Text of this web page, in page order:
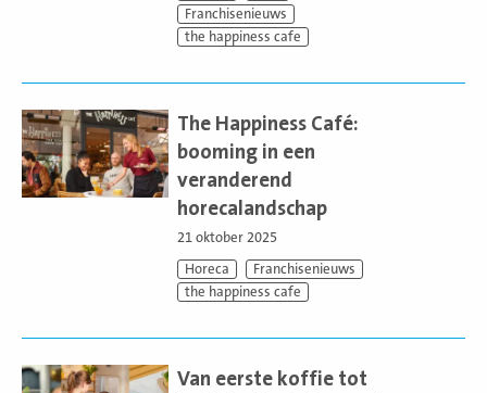
Franchisenieuws
the happiness cafe
meer
The Happiness Café:
booming in een
veranderend
horecalandschap
21 oktober 2025
Horeca
Franchisenieuws
the happiness cafe
meer
Van eerste koffie tot